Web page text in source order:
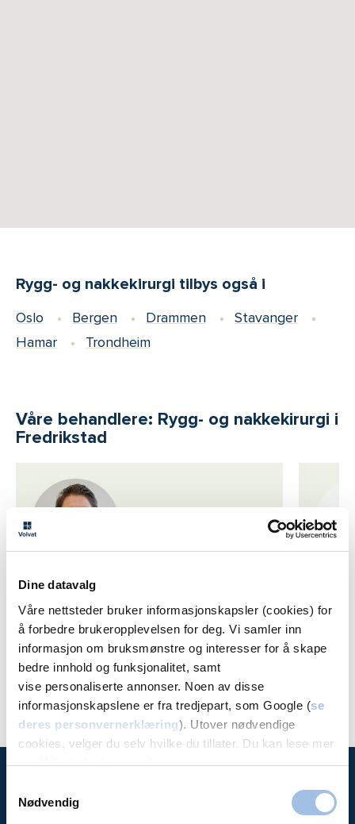
Dine datavalg
Våre nettsteder bruker informasjonskapsler (cookies) for
å forbedre brukeropplevelsen for deg. Vi samler inn
informasjon om bruksmønstre og interesser for å skape
bedre innhold og funksjonalitet, samt
vise personaliserte annonser. Noen av disse
informasjonskapslene er fra tredjepart, som Google (se
deres personvernerklæring). Utover nødvendige
cookies, velger du selv hvilke du tillater. Du kan lese mer
om Volvats bruk av cookies ivår personvernerklæring.
Nødvendig
Rygg- og nakkekirurgi tilbys også i
Oslo Bergen Drammen
Stavanger
Hamar
Trondheim
Våre behandlere: Rygg- og nakkekirurgi i
Fredrikstad
Ortoped
Volvat Fredrikstad